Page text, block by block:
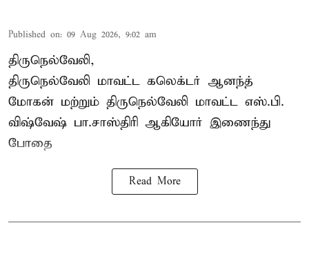
Published on: 09 Aug 2026, 9:02 am
திருநெல்வேலி,
திருநெல்வேலி மாவட்ட கலெக்டர் ஆனந்த்
மோகன் மற்றும் திருநெல்வேலி மாவட்ட எஸ்.பி.
விஷ்வேஷ் பா.சாஸ்திரி ஆகியோர் இணைந்து
போதை
Read More